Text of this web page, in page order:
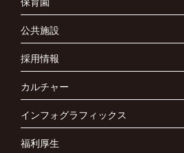
保育園
公共施設
採用情報
カルチャー
インフォグラフィックス
福利厚生